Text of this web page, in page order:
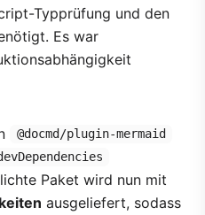
Typprüfung und den
Es war
@docmd/plugin-mermaid
Paket wird nun mit
ausgeliefert, sodass